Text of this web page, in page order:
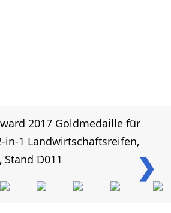
❯
2017 Goldmedaille für
in-1 Landwirtschaftsreifen,
D011